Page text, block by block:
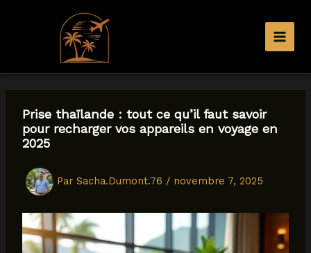
Aller
contenuPrise thaïlande : tout ce qu’il faut savoir
pour recharger vos appareils en voyage en
2025
Par Sacha.Dumont.76 / novembre 7, 2025